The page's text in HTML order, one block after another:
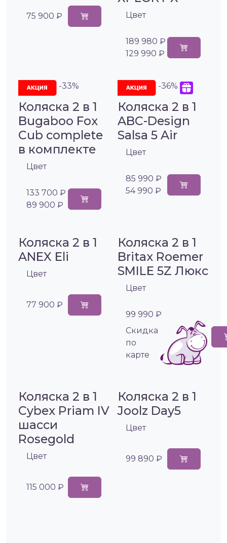
75 900 ₽ Цвет
189 980 ₽
129 990 ₽
-33%
Коляска 2 в 1
Bugaboo Fox
Cub complete
в комплекте
Цвет
133 700 ₽
89 900 ₽
-36%
Коляска 2 в 1
ABC-Design
Salsa 5 Air
Цвет
85 990 ₽
54 990 ₽
Коляска 2 в 1
ANEX Eli
Цвет
77 900 ₽
Коляска 2 в 1
Britax Roemer
SMILE 5Z Люкс
Цвет
99 990 ₽
Cкидка
по
карте
Коляска 2 в 1
Cybex Priam IV
шасси
Rosegold
Цвет
115 000 ₽
Коляска 2 в 1
Joolz Day5
Цвет
99 890 ₽